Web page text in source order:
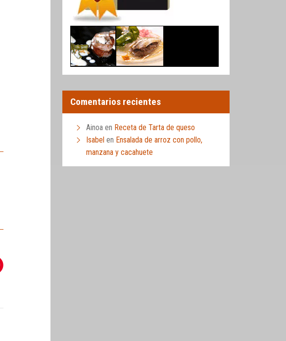
Comentarios recientes
Ainoa en Receta de Tarta de queso
Isabel en Ensalada de arroz con pollo,
manzana y cacahuete